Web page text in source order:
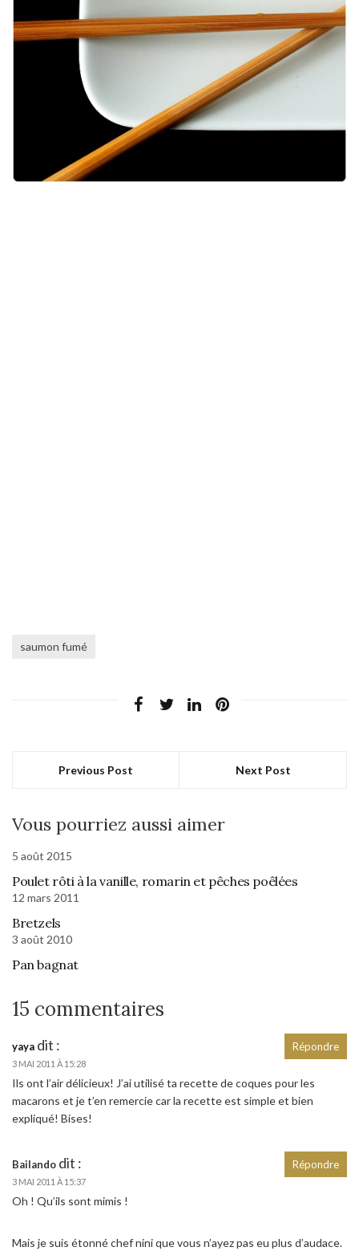
saumon fumé
Previous Post Next Post
Vous pourriez aussi aimer
5 août 2015
Poulet rôti à la vanille, romarin et pêches poêlées
12 mars 2011
Bretzels
3 août 2010
Pan bagnat
15 commentaires
yaya dit :
3 MAI 2011 À 15:28
Ils ont l’air délicieux! J’ai utilisé ta recette de coques pour les
macarons et je t’en remercie car la recette est simple et bien
expliqué! Bises!
Répondre
Bailando dit :
3 MAI 2011 À 15:37
Oh ! Qu’ils sont mimis !
Mais je suis étonné chef nini que vous n’ayez pas eu plus d’audace.
Répondre